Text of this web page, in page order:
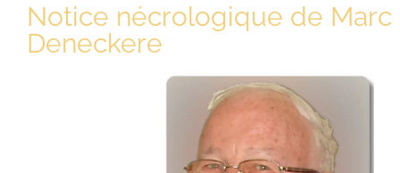
Notice nécrologique de Marc
Deneckere